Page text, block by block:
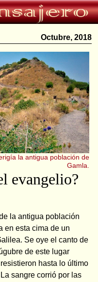
Octubre, 2018
la antigua población de
Gamla.
evangelio?
la antigua población
en esta cima de un
Se oye el canto de
de este lugar
hasta lo último
sangre corrió por las